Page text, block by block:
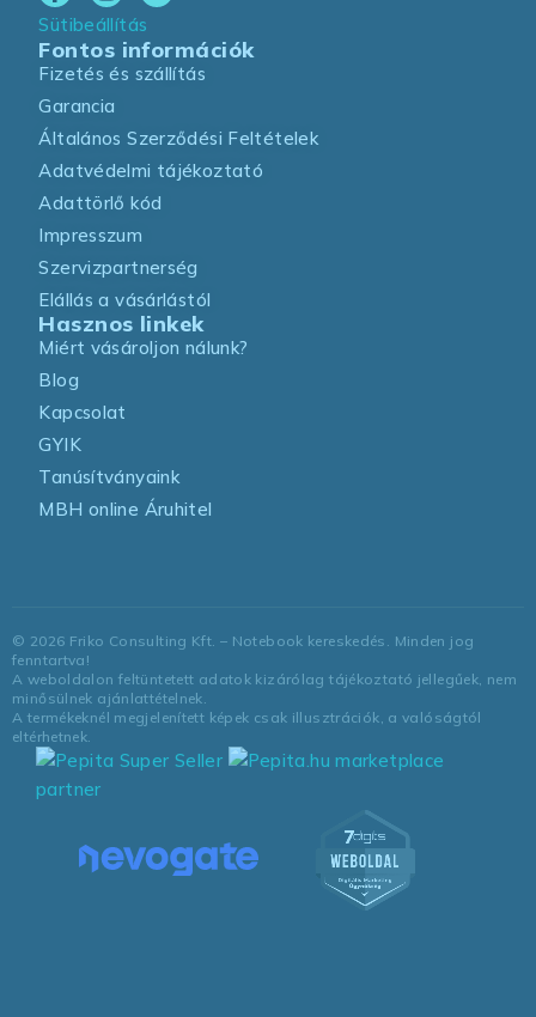
Sütibeállítás
Fontos információk
Fizetés és szállítás
Garancia
Általános Szerződési Feltételek
Adatvédelmi tájékoztató
Adattörlő kód
Impresszum
Szervizpartnerség
Elállás a vásárlástól
Hasznos linkek
Miért vásároljon nálunk?
Blog
Kapcsolat
GYIK
Tanúsítványaink
MBH online Áruhitel
© 2026 Friko Consulting Kft. – Notebook kereskedés. Minden jog
fenntartva!
A weboldalon feltüntetett adatok kizárólag tájékoztató jellegűek, nem
minősülnek ajánlattételnek.
A termékeknél megjelenített képek csak illusztrációk, a valóságtól
eltérhetnek.
marketplace
partner